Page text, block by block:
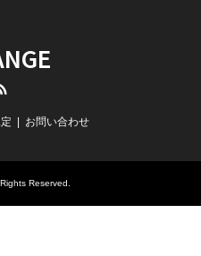
お問い合わせ
Reserved.